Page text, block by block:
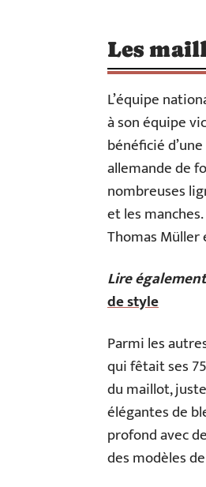
Les
L’équipe
à son équipe
bénéficié
allemande de
nombreuses
et les
Thomas
Lire
de style
Parmi les
qui fêtait ses
du maillot,
élégantes de
profond avec
des modèles